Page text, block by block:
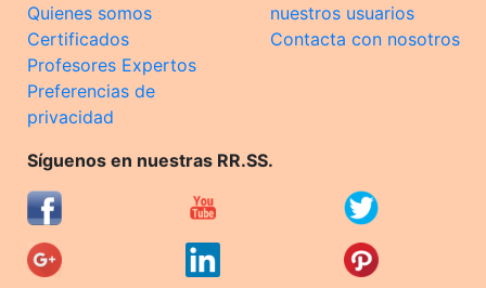
Quienes somos
Certificados
Profesores Expertos
Preferencias de
privacidad
nuestros usuarios
Contacta con nosotros
Síguenos en nuestras RR.SS.